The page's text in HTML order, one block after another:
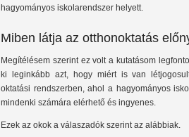
hagyományos iskolarendszer helyett.
Miben látja az otthonoktatás
Megítélésem szerint ez volt a kutatásom
ki leginkább azt, hogy miért is van
oktatási rendszerben, ahol a hagyományos
mindenki számára elérhető és ingyenes.
Ezek az okok a válaszadók szerint az alábbiak.